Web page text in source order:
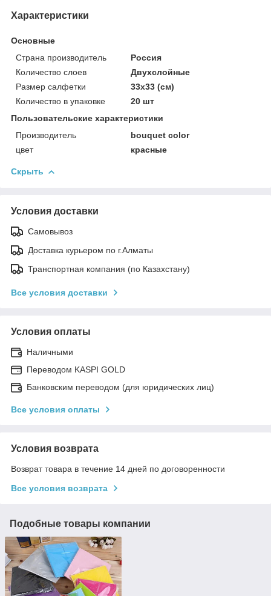
Характеристики
Основные
Страна производитель
Россия
Количество слоев
Двухслойные
Размер салфетки
33х33 (см)
Количество в упаковке
20 шт
Пользовательские характеристики
Производитель
bouquet color
цвет
красные
Скрыть
Условия доставки
Самовывоз
Доставка курьером по г.Алматы
Транспортная компания (по Казахстану)
Все условия доставки
Условия оплаты
Наличными
Переводом KASPI GOLD
Банковским переводом (для юридических лиц)
Все условия оплаты
Условия возврата
Возврат товара в течение 14 дней по договоренности
Все условия возврата
Подобные товары компании